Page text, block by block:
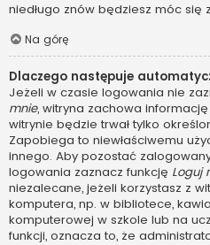
niedługo znów będziesz móc się
Na górę
Dlaczego następuje
Jeżeli w czasie logowania nie
mnie, witryna zachowa
witrynie będzie trwał tylko
Zapobiega to niewłaściwemu
innego. Aby pozostać
logowania zaznacz funkcję Loguj
niezalecane, jeżeli korzystasz z
komputera, np. w bibliotece,
komputerowej w szkole lub na
funkcji, oznacza to, że